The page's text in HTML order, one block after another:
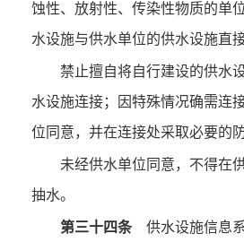
蚀性、放射性、传染性物质的单
水设施与供水单位的供水设施直接
禁止擅自将自行建设的供水
水设施连接；因特殊情况确需连
位同意，并在连接处采取必要的
未经供水单位同意，不得在
抽水。
第三十四条供水设施信息系